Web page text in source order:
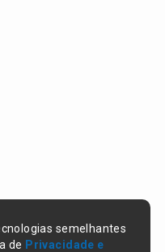
semelhantes
de Privacidade e